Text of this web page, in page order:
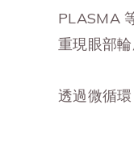
PLASMA
重現眼部輪
透過微循